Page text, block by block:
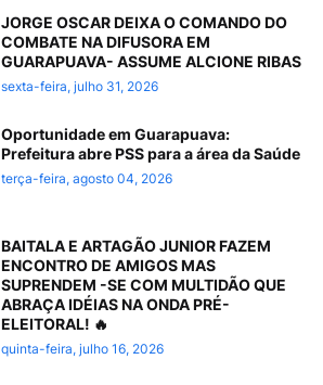
JORGE OSCAR DEIXA O COMANDO DO
COMBATE NA DIFUSORA EM
GUARAPUAVA- ASSUME ALCIONE RIBAS
sexta-feira, julho 31, 2026
Oportunidade em Guarapuava:
Prefeitura abre PSS para a área da Saúde
terça-feira, agosto 04, 2026
BAITALA E ARTAGÃO JUNIOR FAZEM
ENCONTRO DE AMIGOS MAS
SUPRENDEM -SE COM MULTIDÃO QUE
ABRAÇA IDÉIAS NA ONDA PRÉ-
ELEITORAL! 🔥
quinta-feira, julho 16, 2026